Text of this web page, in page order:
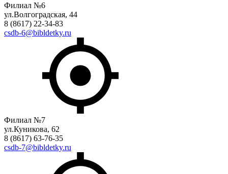
Филиал №6
ул.Волгоградская, 44
8 (8617) 22-34-83
csdb-6@bibldetky.ru
Филиал №7
ул.Куникова, 62
8 (8617) 63-76-35
csdb-7@bibldetky.ru